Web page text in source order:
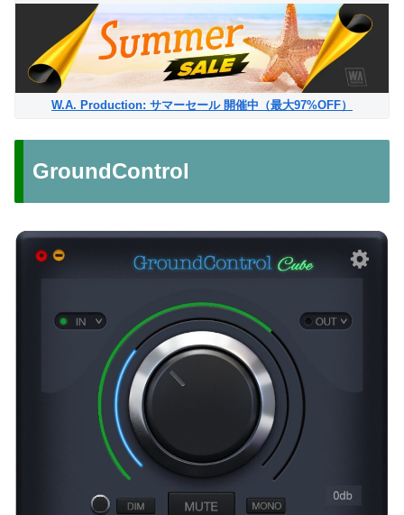
W.A. Production: サマーセール 開催中（最大97%OFF）
GroundControl